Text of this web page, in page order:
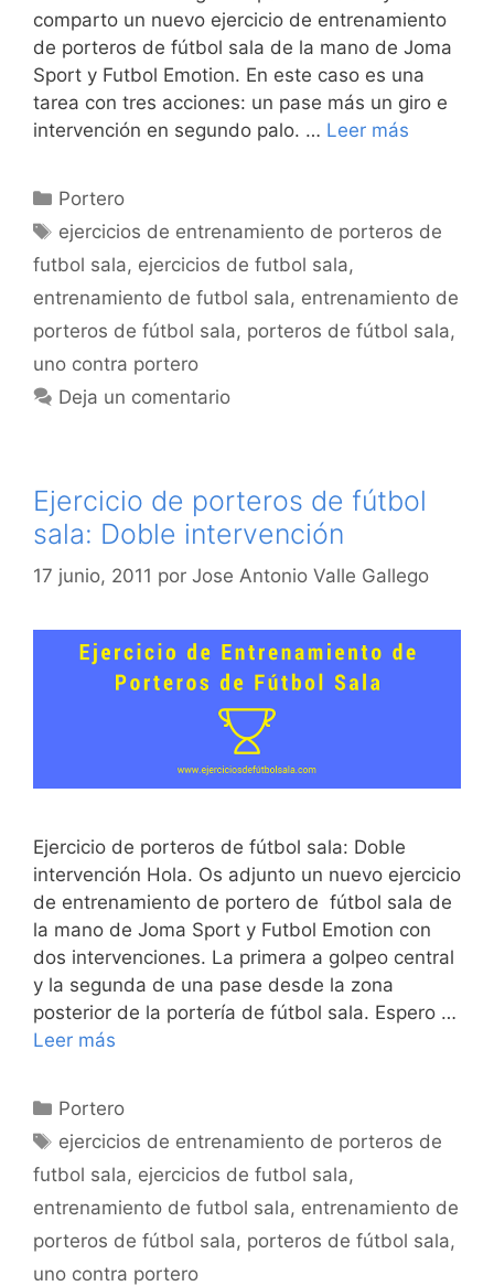
comparto un nuevo ejercicio de entrenamiento
de porteros de fútbol sala de la mano de Joma
Sport y Futbol Emotion. En este caso es una
tarea con tres acciones: un pase más un giro e
intervención en segundo palo. … Leer más
Categorías
Portero
Etiquetas
ejercicios de entrenamiento de porteros de
futbol sala, ejercicios de futbol sala,
entrenamiento de futbol sala, entrenamiento de
porteros de fútbol sala, porteros de fútbol sala,
uno contra portero
Deja un comentario
Ejercicio de porteros de fútbol
sala: Doble intervención
17 junio, 2011 por Jose Antonio Valle Gallego
Ejercicio de porteros de fútbol sala: Doble
intervención Hola. Os adjunto un nuevo ejercicio
de entrenamiento de portero de fútbol sala de
la mano de Joma Sport y Futbol Emotion con
dos intervenciones. La primera a golpeo central
y la segunda de una pase desde la zona
posterior de la portería de fútbol sala. Espero …
Leer más
Categorías
Portero
Etiquetas
ejercicios de entrenamiento de porteros de
futbol sala, ejercicios de futbol sala,
entrenamiento de futbol sala, entrenamiento de
porteros de fútbol sala, porteros de fútbol sala,
uno contra portero